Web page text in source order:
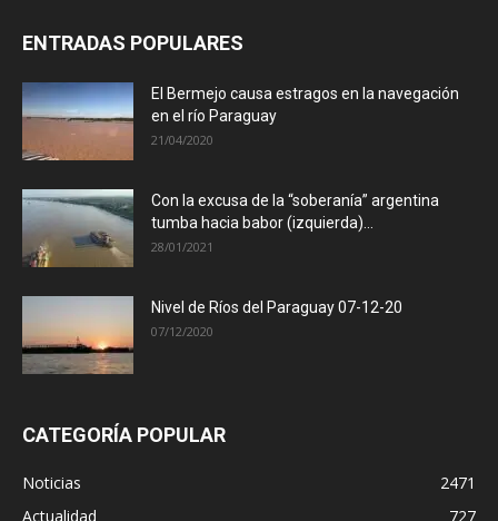
ENTRADAS POPULARES
El Bermejo causa estragos en la navegación
en el río Paraguay
21/04/2020
Con la excusa de la “soberanía” argentina
tumba hacia babor (izquierda)...
28/01/2021
Nivel de Ríos del Paraguay 07-12-20
07/12/2020
CATEGORÍA POPULAR
Noticias
2471
Actualidad
727